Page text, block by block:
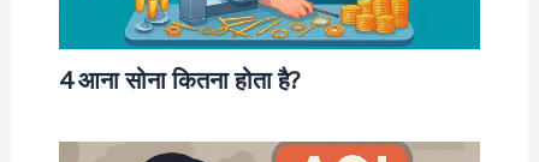
4 आना सोना कितना होता है?